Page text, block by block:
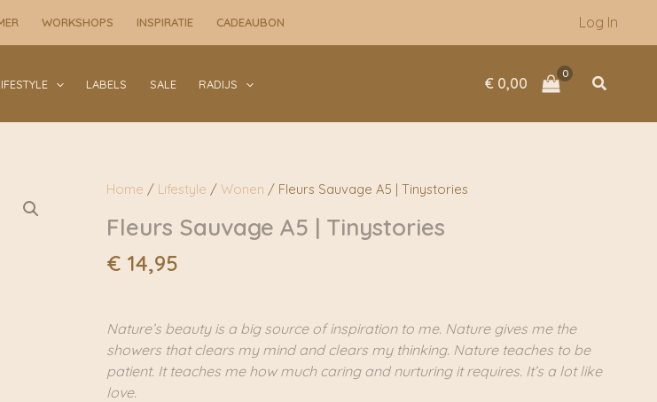
WORKSHOPS INSPIRATIE CADEAUBON Log In
LABELS SALE RADIJS € 0,00 Zoeken
Home / Lifestyle / Wonen / Fleurs Sauvage A5 | Tinystories
Fleurs Sauvage A5 | Tinystories
€14,95
Nature’s beauty is a big source of inspiration to me. Nature gives me the
showers that clears my mind and clears my thinking. Nature teaches to be
patient. It teaches me how much caring and nurturing it requires. It’s a lot like
love.
|
Tinystories